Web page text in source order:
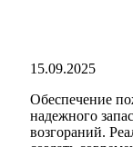
15.09.2025
Обеспечение
надежного
возгораний.